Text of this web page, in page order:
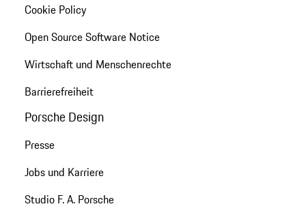
Cookie Policy
Open Source Software Notice
Wirtschaft und Menschenrechte
Barrierefreiheit
Porsche Design
Presse
Jobs und Karriere
Studio F. A. Porsche